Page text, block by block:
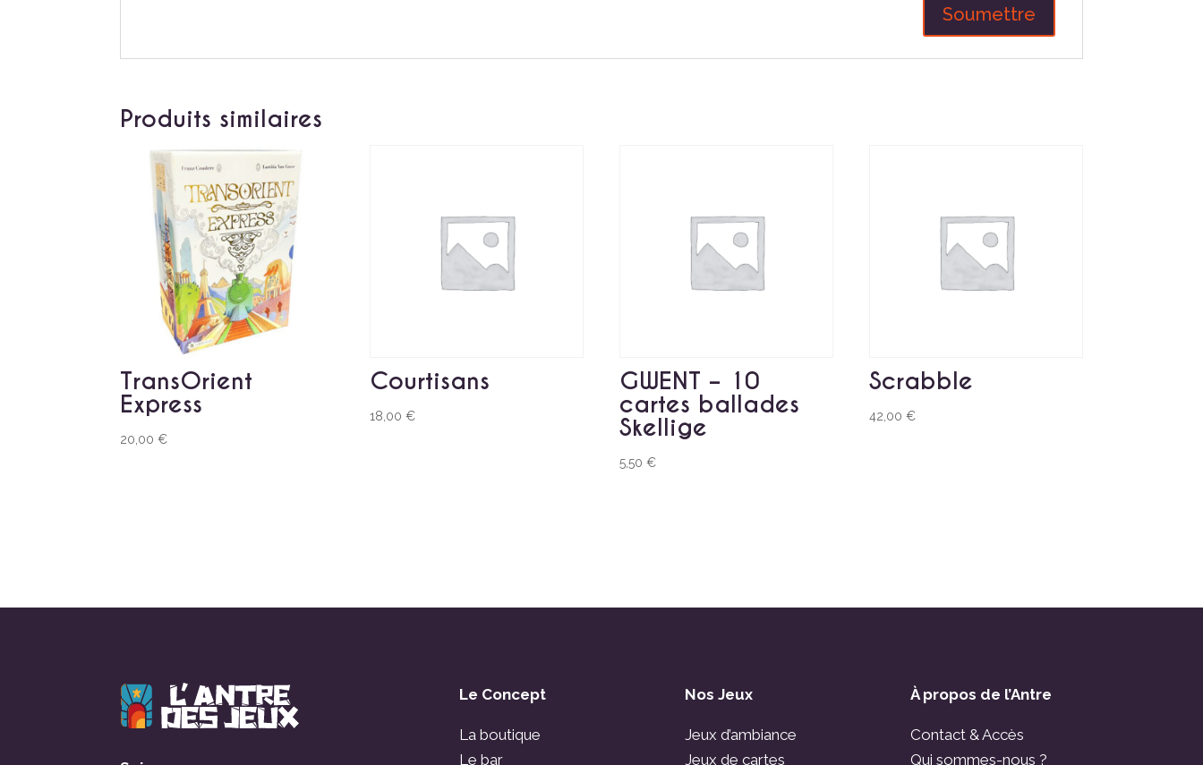
Produits similaires
TransOrient
Express
20,00€
Courtisans
18,00€
GWENT – 10
cartes ballades
Skellige
5,50€
Scrabble
42,00€
Le Concept
La boutique
Le bar
Nos Jeux
Jeux d’ambiance
Jeux de cartes
À propos de l’Antre
Contact & Accès
Qui sommes-nous ?